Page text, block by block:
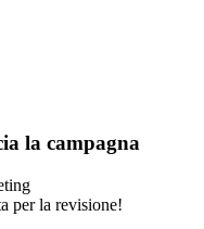
la campagna
per la revisione!